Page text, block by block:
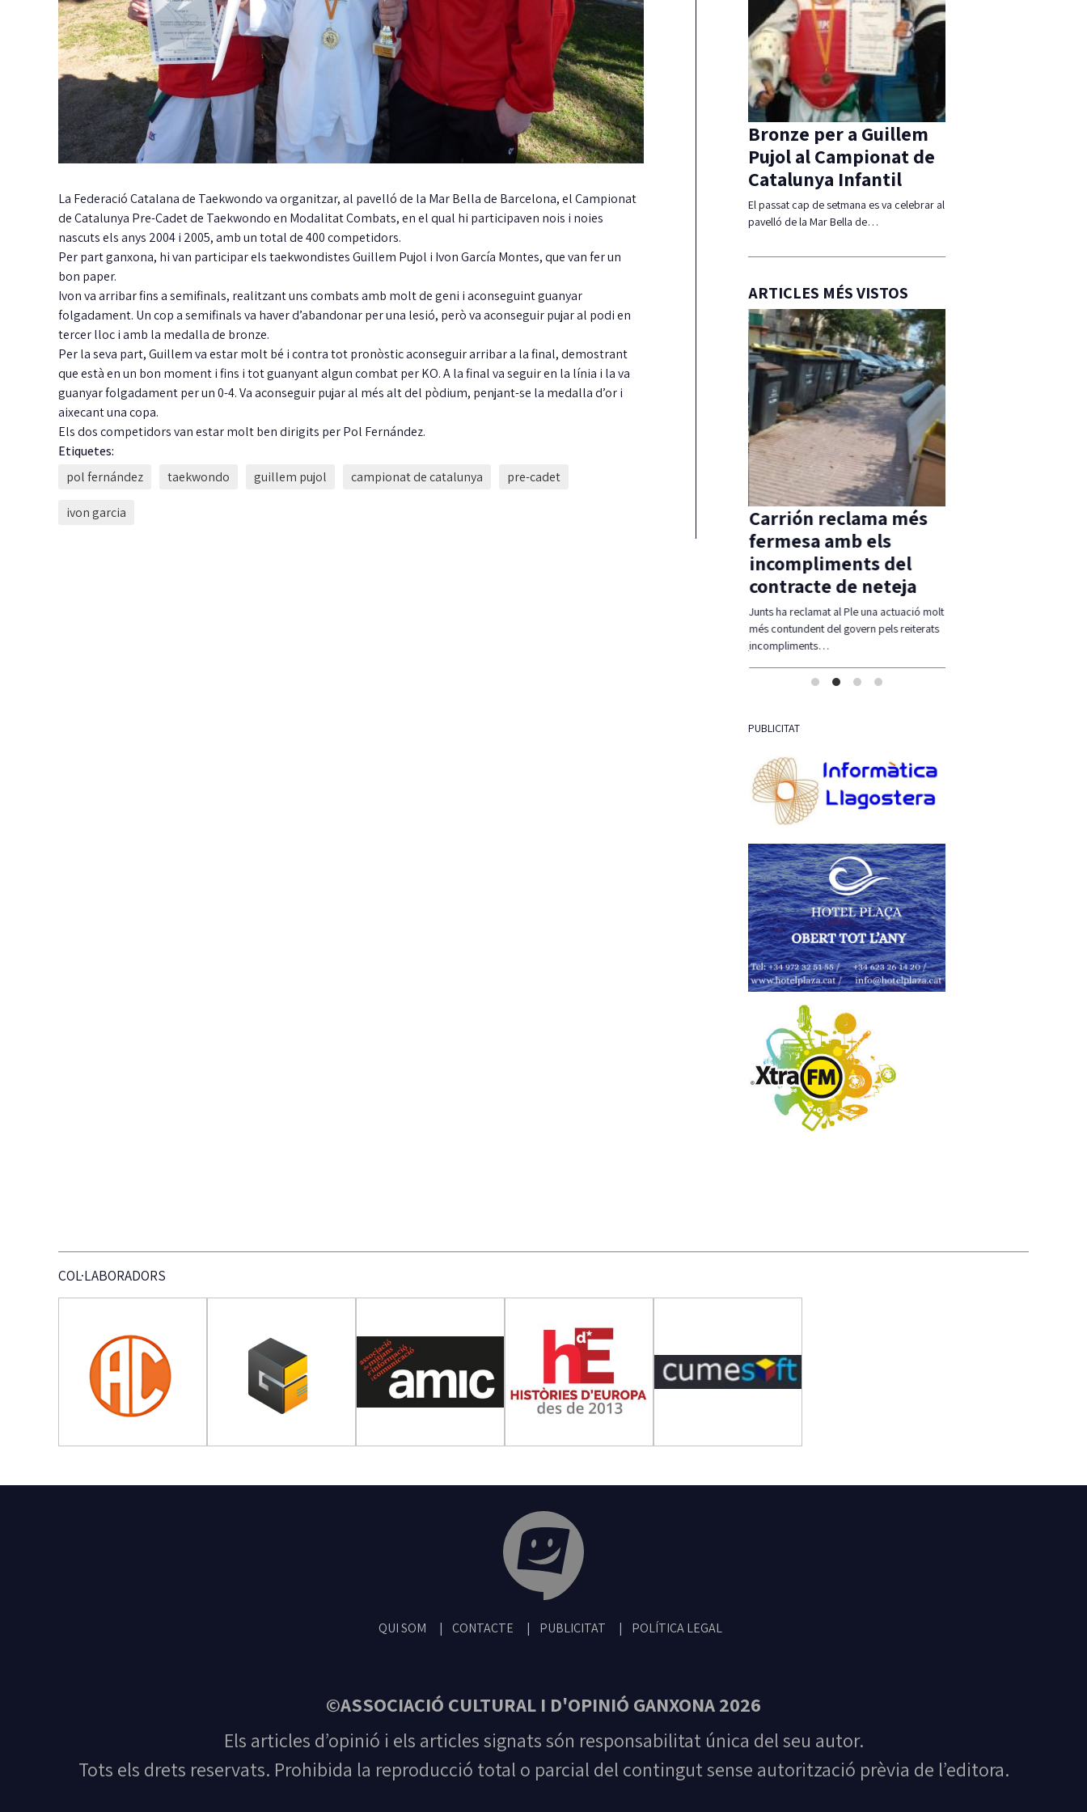
La Federació Catalana de Taekwondo va organitzar, al pavelló de la Mar Bella de Barcelona, el Campionat
de Catalunya Pre-Cadet de Taekwondo en Modalitat Combats, en el qual hi participaven nois i noies
nascuts els anys 2004 i 2005, amb un total de 400 competidors.
Per part ganxona, hi van participar els taekwondistes Guillem Pujol i Ivon García Montes, que van fer un
bon paper.
Ivon va arribar fins a semifinals, realitzant uns combats amb molt de geni i aconseguint guanyar
folgadament. Un cop a semifinals va haver d’abandonar per una lesió, però va aconseguir pujar al podi en
tercer lloc i amb la medalla de bronze.
Per la seva part, Guillem va estar molt bé i contra tot pronòstic aconseguir arribar a la final, demostrant
que està en un bon moment i fins i tot guanyant algun combat per KO. A la final va seguir en la línia i la va
guanyar folgadament per un 0-4. Va aconseguir pujar al més alt del pòdium, penjant-se la medalla d’or i
aixecant una copa.
Els dos competidors van estar molt ben dirigits per Pol Fernández.
Etiquetes:
pol fernández
taekwondo guillem pujol campionat de catalunya pre-cadet
ivon garcia
Bronze per a Guillem
Pujol al Campionat de
Catalunya Infantil
El passat cap de setmana es va celebrar al
pavelló de la Mar Bella de…
ARTICLES MÉS VISTOS
coordinació local pel
Carrión reclama més
fermesa amb els
incompliments del
contracte de neteja
Junts ha reclamat al Ple una actuació molt
més contundent del govern pels reiterats
incompliments…
PUBLICITAT
COL·LABORADORS
QUI SOM CONTACTE PUBLICITAT POLÍTICA LEGAL
©ASSOCIACIÓ CULTURAL I D'OPINIÓ GANXONA 2026
Els articles d’opinió i els articles signats són responsabilitat única del seu autor.
Tots els drets reservats. Prohibida la reproducció total o parcial del contingut sense autorització prèvia de l’editora.